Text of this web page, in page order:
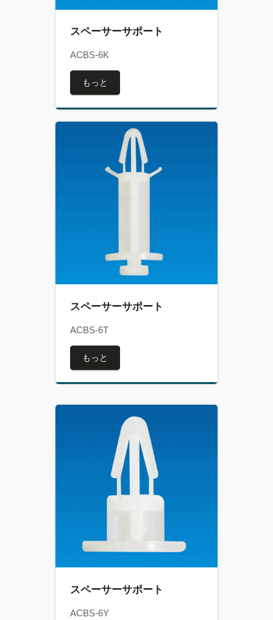
スペーサーサポート
ACBS-6K
もっと
スペーサーサポート
ACBS-6T
もっと
スペーサーサポート
ACBS-6Y